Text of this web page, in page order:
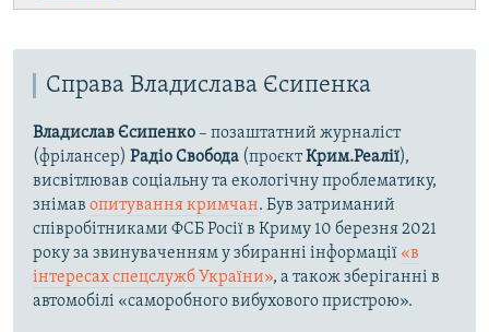
Справа Владислава Єсипенка
Владислав Єсипенко– позаштатний журналіст
(фрілансер) Радіо Свобода (проєктКрим.Реалії),
висвітлював соціальну та екологічну проблематику,
знімав опитування кримчан. Був затриманий
співробітниками ФСБ Росії в Криму 10 березня 2021
року за звинуваченням у збиранні інформації «в
інтересах спецслужб України», а також зберіганні в
автомобілі «саморобного вибухового пристрою».